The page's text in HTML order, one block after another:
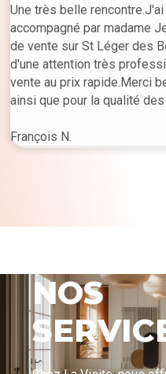
Une très belle
accompagné par madame
de vente sur St Léger des
d'une attention très
vente au prix rapide.Merci
ainsi que pour la qualité
François N.
NOS